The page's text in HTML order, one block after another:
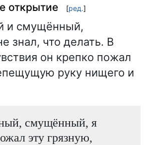
открытие [ред.]
и смущённый,
знал, что делать. В
он крепко пожал
руку нищего и
смущённый, я
эту грязную,